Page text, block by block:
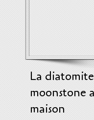
La
moonstone
maison